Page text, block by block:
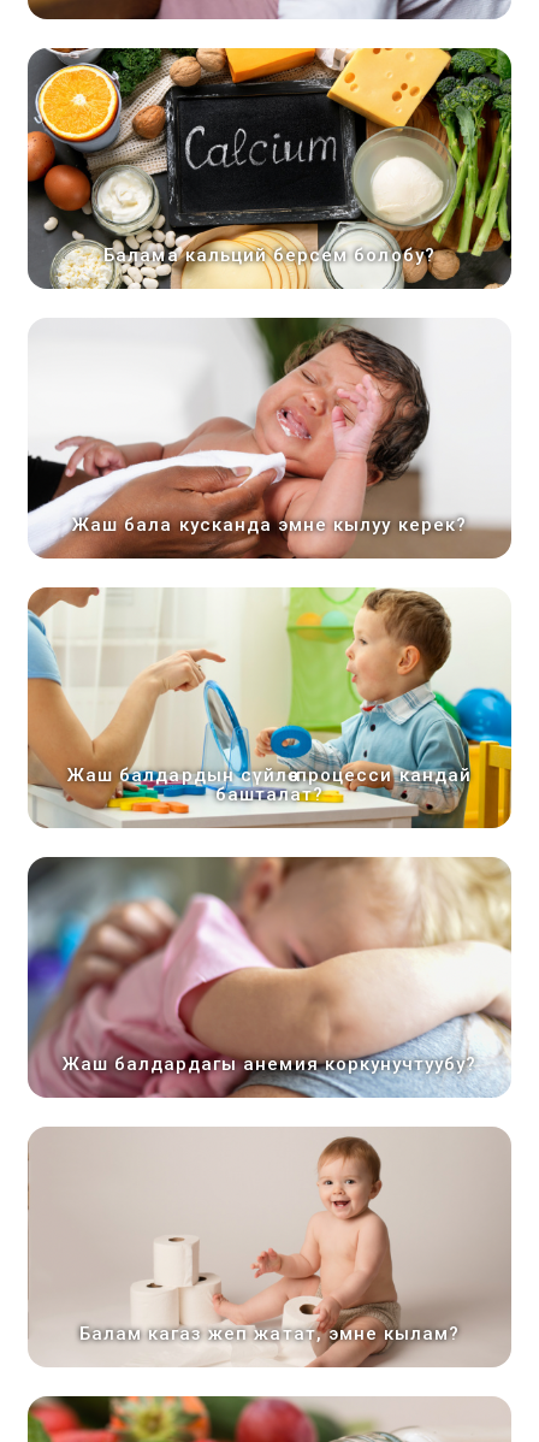
Балама кальций берсем болобу?
Жаш бала кусканда эмне кылуу керек?
Жаш балдардын сүйлөө процесси кандай
башталат?
Жаш балдардагы анемия коркунучтуубу?
Балам кагаз жеп жатат, эмне кылам?